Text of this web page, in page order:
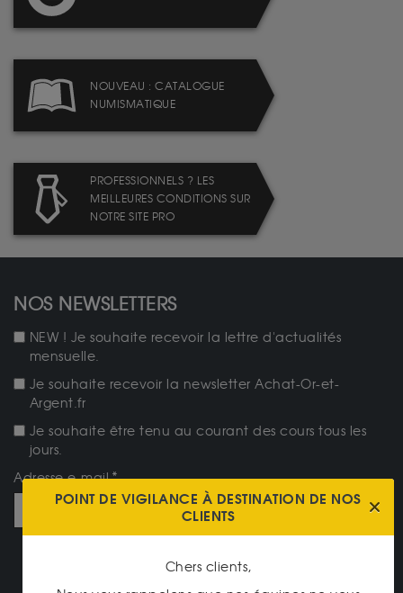
NOUVEAU : CATALOGUE
NUMISMATIQUE
PROFESSIONNELS ? LES
MEILLEURES CONDITIONS SUR
NOTRE SITE PRO
NOS NEWSLETTERS
NEW ! Je souhaite recevoir la lettre d'actualités
mensuelle.
Je souhaite recevoir la newsletter Achat-Or-et-
Argent.fr
Je souhaite être tenu au courant des cours tous les
jours.
Adresse e-mail
POINT DE VIGILANCE À DESTINATION DE NOS
CLIENTS
Chers clients,